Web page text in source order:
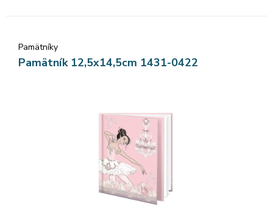
Pamätníky
Pamätník 12,5x14,5cm 1431-0422